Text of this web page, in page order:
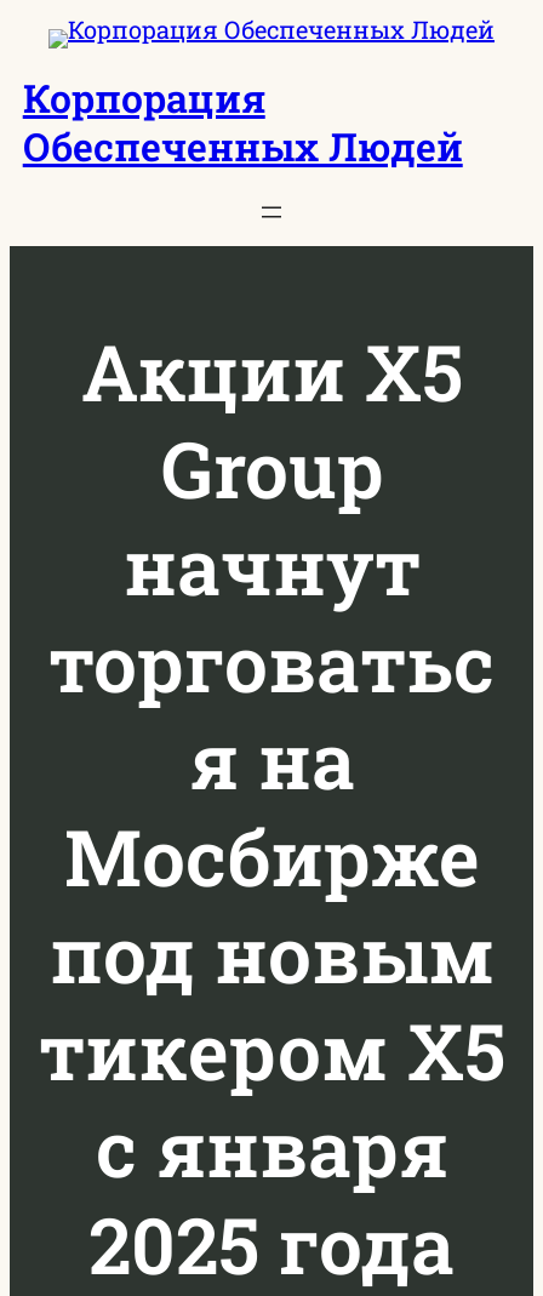
Перейти
содержимому
Корпорация
Обеспеченных Людей
Акции X5
Group
начнут
торговатьс
я на
Мосбирже
под новым
тикером X5
с января
2025 года